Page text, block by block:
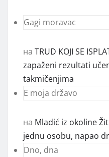
Gagi moravac
на TRUD KOJI SE
zapaženi rezultati
takmičenjima
E moja državo
на Mladić iz okoline
jednu osobu, napao
Dno, dna